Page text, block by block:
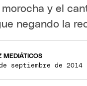
morocha y el
negando la
MEDIÁTICOS
septiembre de 2014